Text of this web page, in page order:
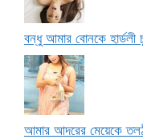
বন্ধু আমার বোনকে হার্ডলী
আমার আদরের মেয়েকে